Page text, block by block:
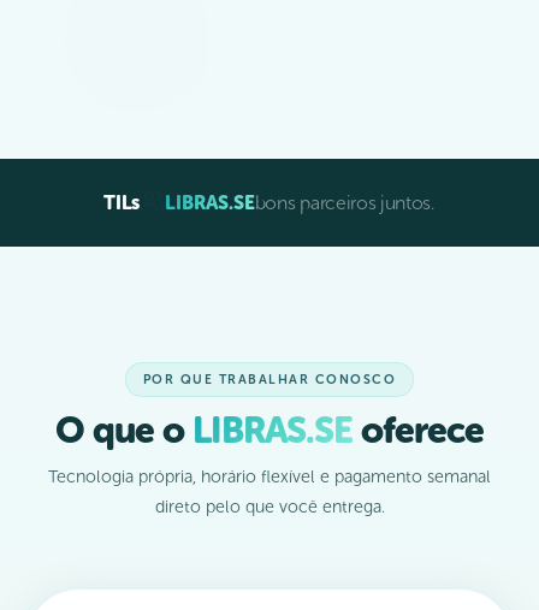
TILs LIBRAS.SEbons parceiros juntos.
POR QUE TRABALHAR CONOSCO
O que o LIBRAS.SEoferece
Tecnologia própria, horário flexível e pagamento semanal
direto pelo que você entrega.